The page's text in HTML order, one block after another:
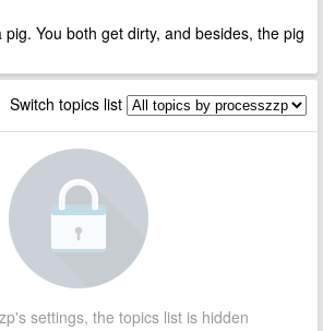
You both get dirty, and besides, the pig
Switch topics list
settings, the topics list is hidden